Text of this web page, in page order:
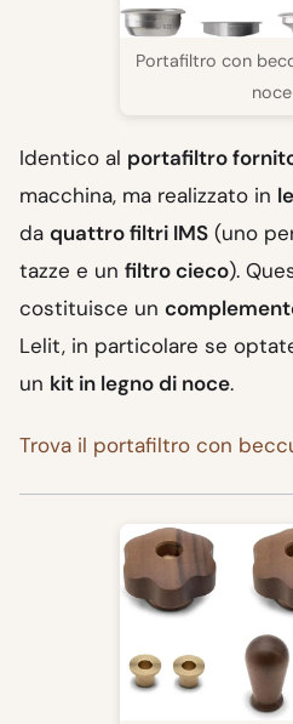
Portafiltro con
noce
Identico al portafiltro
macchina, ma realizzato in
da quattro filtri IMS (uno
tazze e un filtro cieco).
costituisce un
Lelit, in particolare se
un kit in legno di noce.
Trova il portafiltro con